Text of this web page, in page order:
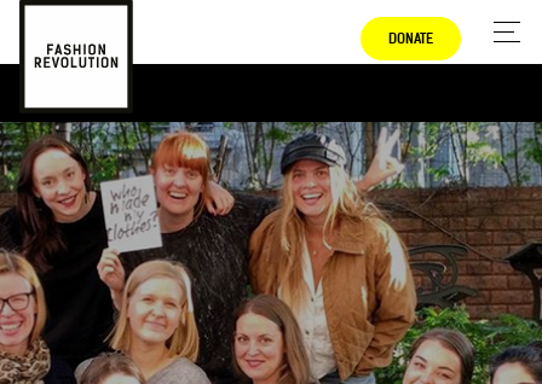
DONATE